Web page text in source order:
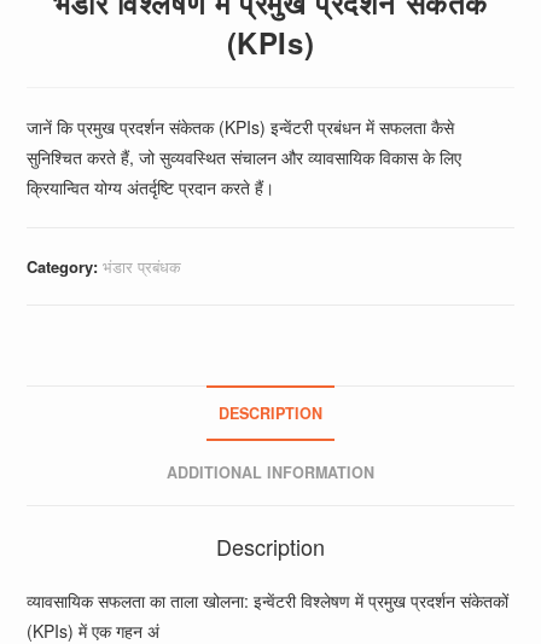
(KPIs)
जानें कि प्रमुख प्रदर्शन संकेतक (KPIs) इन्वेंटरी प्रबंधन में सफलता कैसे
सुनिश्चित करते हैं, जो सुव्यवस्थित संचालन और व्यावसायिक विकास के लिए
क्रियान्वित योग्य अंतर्दृष्टि प्रदान करते हैं।
Category:भंडार प्रबंधक
DESCRIPTION
ADDITIONAL INFORMATION
Description
व्यावसायिक सफलता का ताला खोलना: इन्वेंटरी विश्लेषण में प्रमुख प्रदर्शन संकेतकों
(KPIs) में एक गहन अं